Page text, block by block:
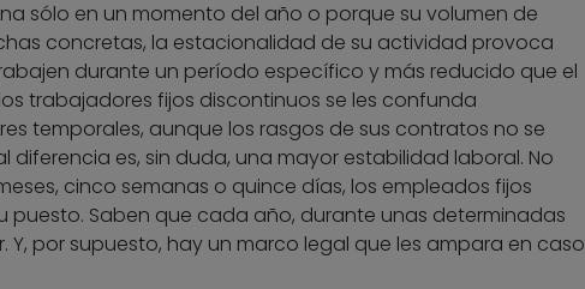
sólo en un momento del año o porque su volumen de
concretas, la estacionalidad de su actividad provoca
durante un período específico y más reducido que el
trabajadores fijos discontinuos se les confunda
temporales, aunque los rasgos de sus contratos no se
diferencia es, sin duda, una mayor estabilidad laboral. No
cinco semanas o quince días, los empleados fijos
puesto. Saben que cada año, durante unas determinadas
por supuesto, hay un marco legal que les ampara en caso